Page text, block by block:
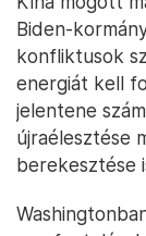
háttérben az
Photo / Reuters
Ez a stratégiai
Arábiának,
2019-es
fogadó
szövetségesi,